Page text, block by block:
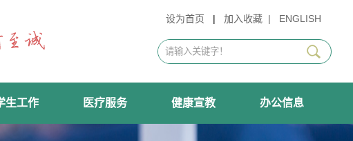
设为首页 | 加入收藏 | ENGLISH
生工作 医疗服务 健康宣教 办公信息